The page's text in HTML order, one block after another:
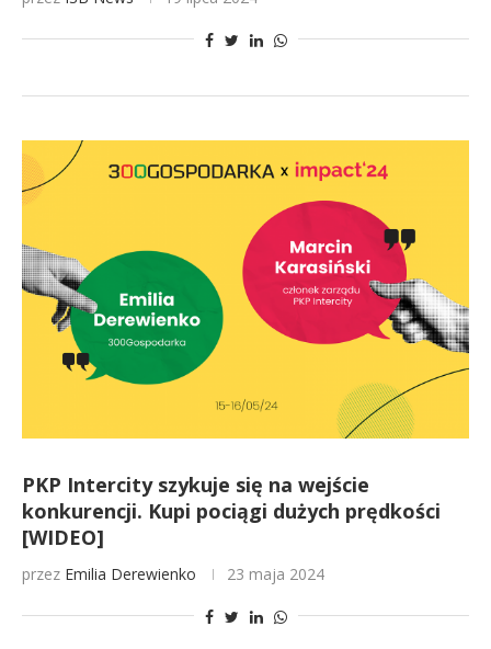
PKP Intercity szykuje się na wejście
konkurencji. Kupi pociągi dużych prędkości
[WIDEO]
przez Emilia Derewienko 23 maja 2024